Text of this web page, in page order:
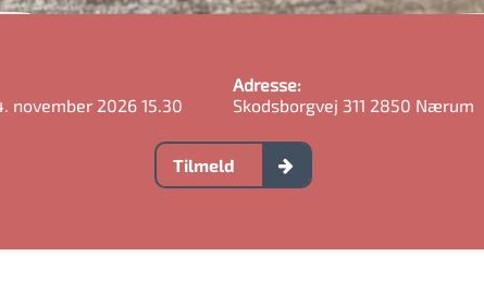
november 2026 15.30
Adresse:
Skodsborgvej 311 2850 Nærum
Tilmeld